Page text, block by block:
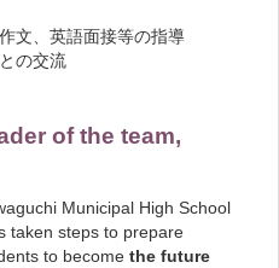
文、英語面接等の指導
の交流
of the team,
Municipal High School
taken steps to prepare
to become the future